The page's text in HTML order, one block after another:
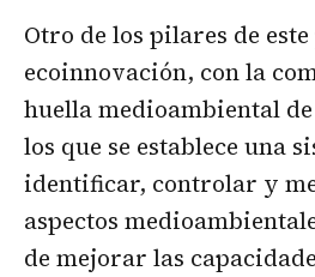
Otro de los pilares de
ecoinnovación, con la
huella medioambiental
los que se establece una
identificar, controlar y
aspectos
de mejorar las